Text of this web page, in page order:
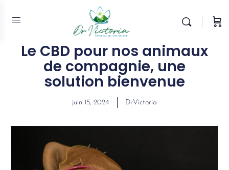
Le CBD pour nos animaux
de compagnie, une
solution bienvenue
juin 15, 2024 DrVictoria